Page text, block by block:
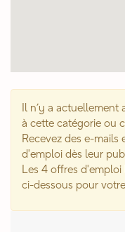
Il n’y a
à cette catégorie ou
Recevez des e-
d'emploi dès leur
Les 4 offres
ci-dessous pour